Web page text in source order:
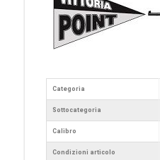
Categoria
Sottocategoria
Calibro
Condizioni articolo